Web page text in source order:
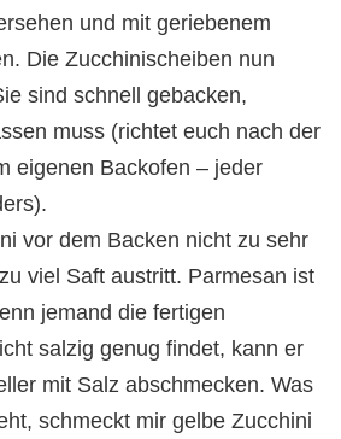
und mit geriebenem
Die Zucchinischeiben nun
sind schnell gebacken,
muss (richtet euch nach der
eigenen Backofen – jeder
vor dem Backen nicht zu sehr
viel Saft austritt. Parmesan ist
jemand die fertigen
salzig genug findet, kann er
mit Salz abschmecken. Was
schmeckt mir gelbe Zucchini